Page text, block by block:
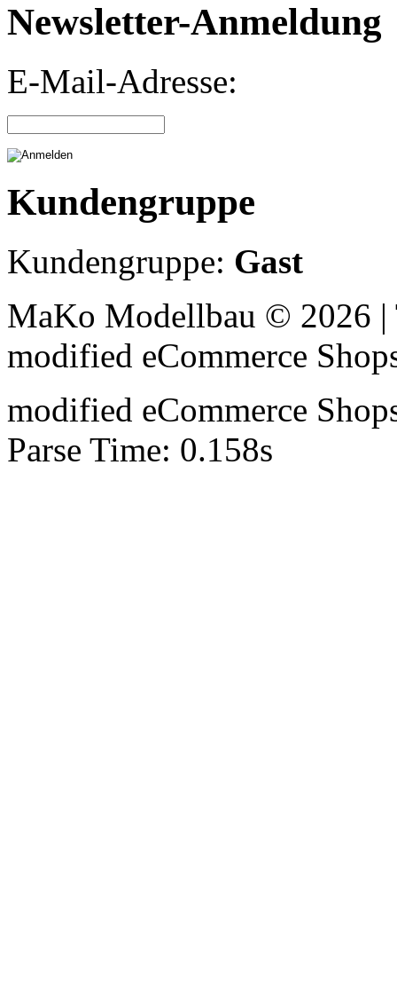
Newsletter-Anmeldung
E-Mail-Adresse:
Kundengruppe
Kundengruppe: Gast
MaKo Modellbau © 2026
modified eCommerce
modified eCommerce
Parse Time: 0.158s